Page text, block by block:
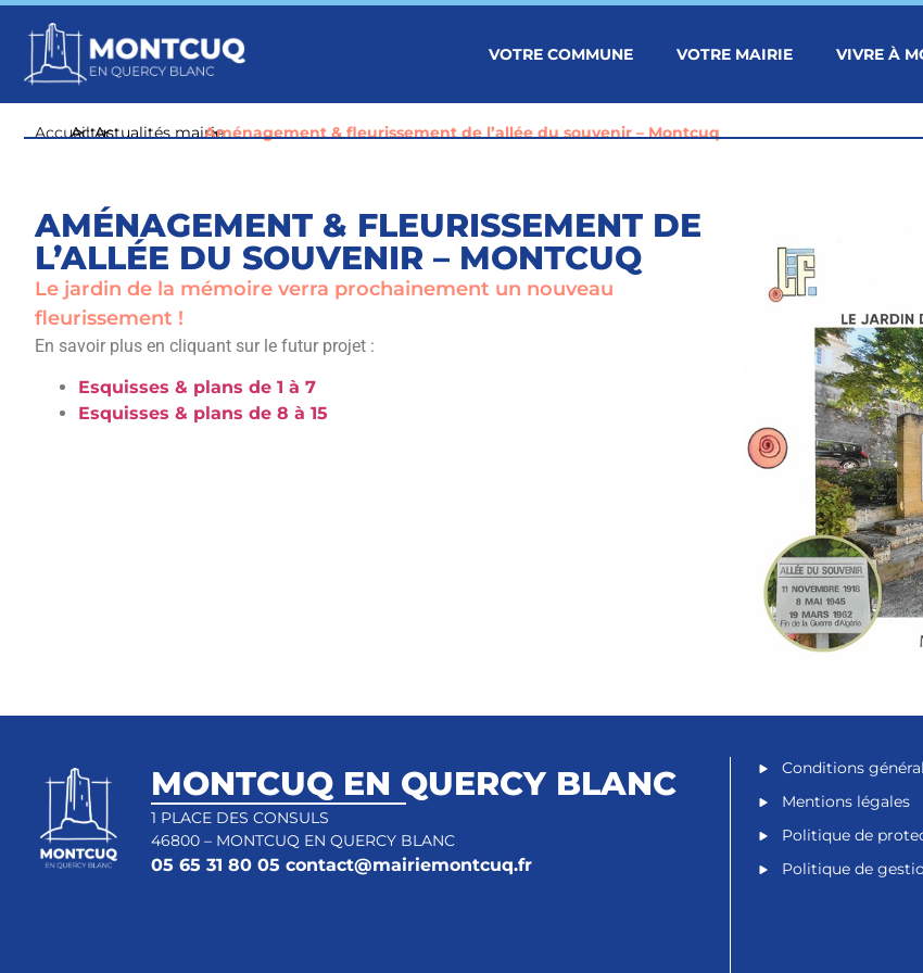
VOTRE COMMUNE VOTRE MAIRIE VIVRE À
Accueil
>
Actus
>
Actualités mairie
>
Aménagement & fleurissement de l’allée du souvenir – Montcuq
AMÉNAGEMENT & FLEURISSEMENT DE
L’ALLÉE DU SOUVENIR – MONTCUQ
Le jardin de la mémoire verra prochainement un nouveau
fleurissement !
En savoir plus en cliquant sur le futur projet :
Esquisses & plans de 1 à 7
Esquisses & plans de 8 à 15
MONTCUQ EN QUERCY BLANC
1 PLACE DES CONSULS
46800 – MONTCUQ EN QUERCY BLANC
05 65 31 80 05contact@mairiemontcuq.fr
Conditions
Mentions légales
Politique de
Politique de